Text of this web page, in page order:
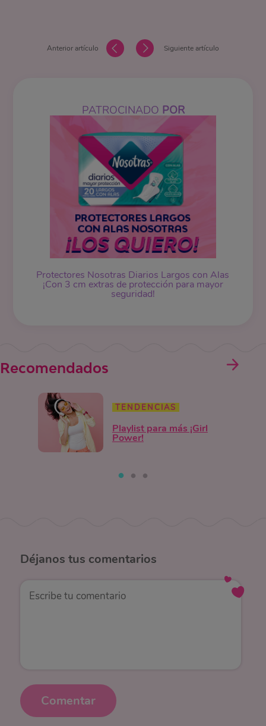
Anterior artículo Siguiente artículo
PATROCINADO POR
Protectores Nosotras Diarios Largos con Alas
¡Con 3 cm extras de protección para mayor
seguridad!
Recomendados
TENDENCIAS
Playlist para más ¡Girl
Power!
Déjanos tus comentarios
Comentar